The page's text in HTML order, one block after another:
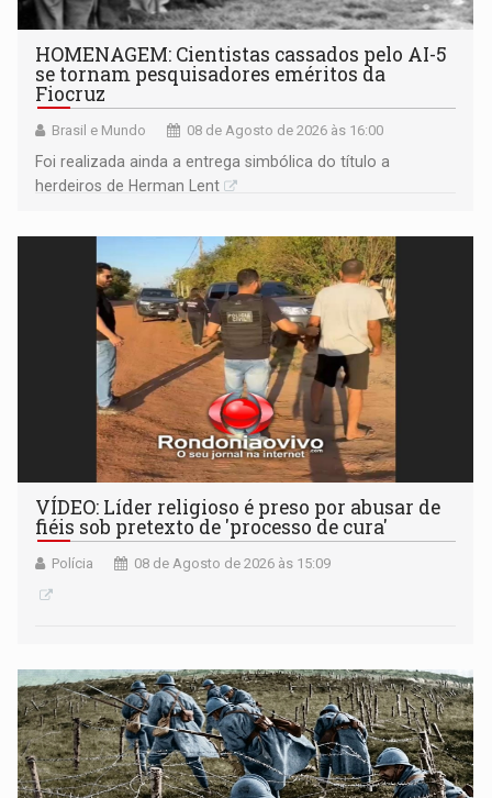
HOMENAGEM: Cientistas cassados pelo AI-5
se tornam pesquisadores eméritos da
Fiocruz
Brasil e Mundo 08 de Agosto de 2026 às 16:00
Foi realizada ainda a entrega simbólica do título a
herdeiros de Herman Lent
VÍDEO: Líder religioso é preso por abusar de
fiéis sob pretexto de 'processo de cura'
Polícia 08 de Agosto de 2026 às 15:09